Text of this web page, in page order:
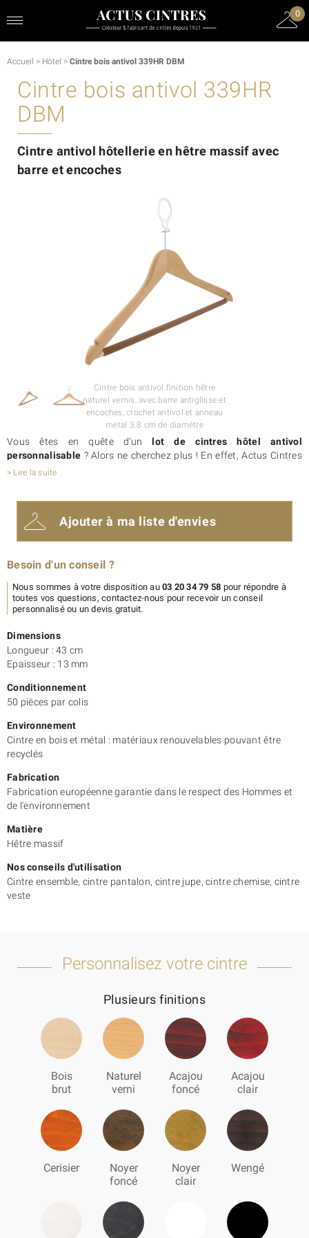
0
Accueil > Hôtel > Cintre bois antivol 339HR DBM
Cintre bois antivol 339HR
DBM
Cintre antivol hôtellerie en hêtre massif avec
barre et encoches
Vous êtes en quête d’un lot de cintres hôtel antivol
personnalisable ? Alors ne cherchez plus ! En effet, Actus Cintres
vous propose une gamme complète de
design galbé, ce cintre en bois antivol dispose d’une
antiglisse et d’encoches. Aussi, il estfabriqué en Europe
existe aussi avec anneau plastique si vous préférez. Enfin, ce
cintre hôtel antivol peut être
établissement.
> Lire la suite
Dimensions
Longueur : 43 cm
Epaisseur : 13 mm
Conditionnement
50 pièces par colis
Environnement
Cintre en bois et métal : matériaux renouvelables pouvant être
recyclés
Fabrication
Fabrication européenne garantie dans le respect des Hommes et
de l'environnement
Matière
Hêtre massif
Nos conseils d'utilisation
Cintre ensemble, cintre pantalon, cintre jupe, cintre chemise, cintre
veste
Ajouter à ma liste d'envies
Besoin d'un conseil ?
Nous sommes à votre disposition au03 20 34 79 58 pour répondre à
toutes vos questions, contactez-nous pour recevoir un conseil
personnalisé ou un devis gratuit.
Cintre bois antivol finition hêtre
naturel vernis, avec barre antiglisse et
encoches, crochet antivol et anneau
métal 3.8 cm de diamètre
Personnalisez votre cintre
Plusieurs finitions
Bois
brut
Naturel
verni
Acajou
foncé
Acajou
clair
Cerisier
Noyer
foncé
Noyer
clair
Wengé